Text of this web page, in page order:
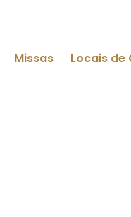
Missas Locais de